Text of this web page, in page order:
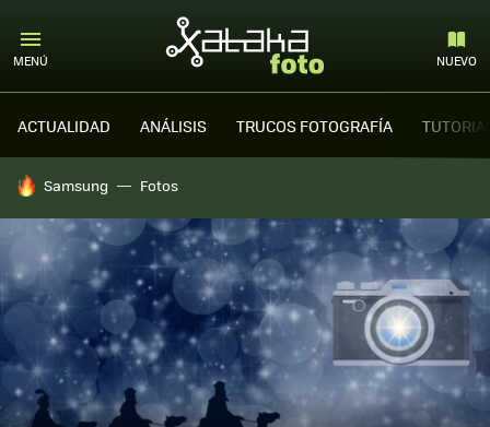
MENÚ NUEVO
ACTUALIDAD ANÁLISIS TRUCOS FOTOGRAFÍA
HOY SE HABLA DE
Samsung Fotos